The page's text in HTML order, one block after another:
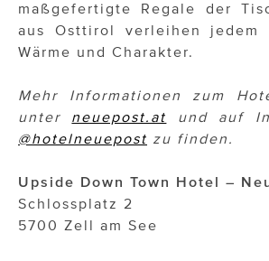
maßgefertigte Regale der
aus Osttirol verleihen jedem
Wärme und Charakter.
Mehr Informationen zum
unter neuepost.at und auf
@hotelneuepost zu finden.
Upside Down Town Hotel –
Schlossplatz 2
5700 Zell am See